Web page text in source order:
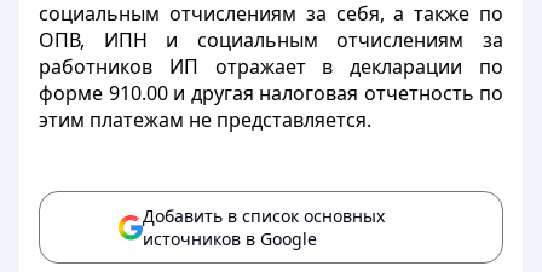
социальным отчислениям за себя, а также по
ОПВ, ИПН и социальным отчислениям за
работников ИП отражает в декларации по
форме 910.00 и другая налоговая отчетность по
этим платежам не представляется.
Добавить в список основных
источников в Google